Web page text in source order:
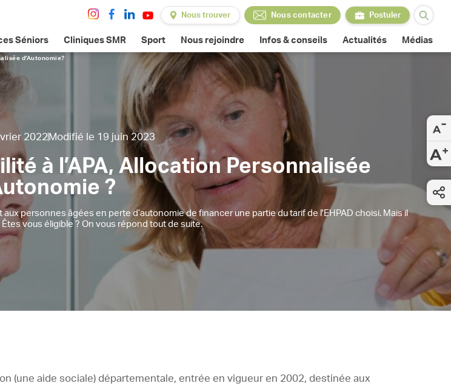
Nous trouver
Nous contacter
Nous contacter
Postuler
Postuler
Séniors Cliniques SMR Sport Nous rejoindre Infos & conseils Actualités Médias
d’Autonomie?
2022 Modifié le 19 juin 2023
à l’APA, Allocation Personnalisée
?
personnes âgées en perte d’autonomie de financer une partie du tarif de l'EHPAD choisi. Mais il
vous éligible ? On vous répond tout de suite.
(une aide sociale) départementale, entrée en vigueur en 2002, destinée aux